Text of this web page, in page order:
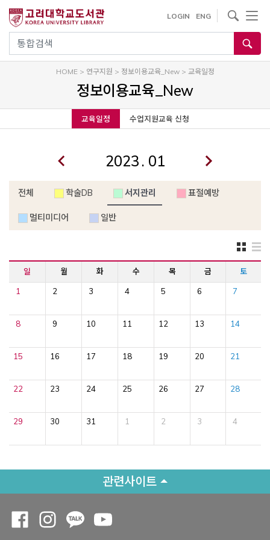
건
기
통합검색
LOGIN ENG
사이트내 검색
HOME> 연구지원 > 정보이용교육_New> 교육일정
정보이용교육_New
교육일정 수업지원교육 신청
.
전체 학술DB 서지관리 표절예방
멀티미디어 일반
일 월 화 수 목 금 토
1 2 3 4 5 6 7
8 9 10 11 12 13 14
15 16 17 18 19 20 21
22 23 24 25 26 27 28
29 30 31 1 2 3 4
관련사이트
Opens a new window
Opens a new window
Opens a new window